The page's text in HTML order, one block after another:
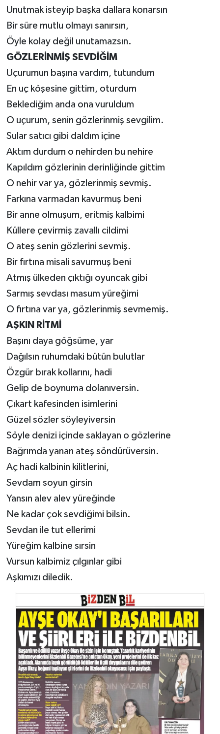
Unutmak isteyip başka dallara konarsın
Bir süre mutlu olmayı sanırsın,
Öyle kolay değil unutamazsın.
GÖZLERİNMİŞ SEVDİĞİM
Uçurumun başına vardım, tutundum
En uç köşesine gittim, oturdum
Beklediğim anda ona vuruldum
O uçurum, senin gözlerinmiş sevgilim.
Sular satıcı gibi daldım içine
Aktım durdum o nehirden bu nehire
Kapıldım gözlerinin derinliğinde gittim
O nehir var ya, gözlerinmiş sevmiş.
Farkına varmadan kavurmuş beni
Bir anne olmuşum, eritmiş kalbimi
Küllere çevirmiş zavallı cildimi
O ateş senin gözlerini sevmiş.
Bir fırtına misali savurmuş beni
Atmış ülkeden çıktığı oyuncak gibi
Sarmış sevdası masum yüreğimi
O fırtına var ya, gözlerinmiş sevmemiş.
AŞKIN RİTMİ
Başını daya göğsüme, yar
Dağılsın ruhumdaki bütün bulutlar
Özgür bırak kollarını, hadi
Gelip de boynuma dolanıversin.
Çıkart kafesinden isimlerini
Güzel sözler söyleyiversin
Söyle denizi içinde saklayan o gözlerine
Bağrımda yanan ateş söndürüversin.
Aç hadi kalbinin kilitlerini,
Sevdam soyun girsin
Yansın alev alev yüreğinde
Ne kadar çok sevdiğimi bilsin.
Sevdan ile tut ellerimi
Yüreğim kalbine sırsin
Vursun kalbimiz çılgınlar gibi
Aşkımızı diledik.